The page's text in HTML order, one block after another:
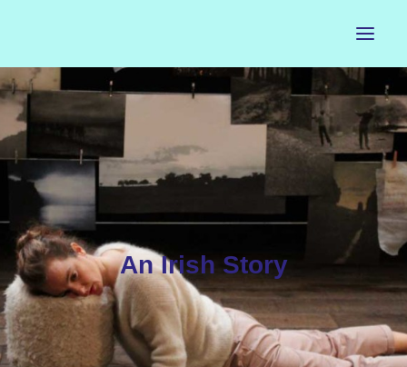
ACCUEIL
LE PETIT BUREAU
CONTACTS
CALENDRIER
ARTISTES
NEWSLETTER
INSTAGRAM
An Irish Story